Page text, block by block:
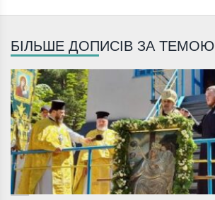
БІЛЬШЕ ДОПИСІВ ЗА ТЕМОЮ